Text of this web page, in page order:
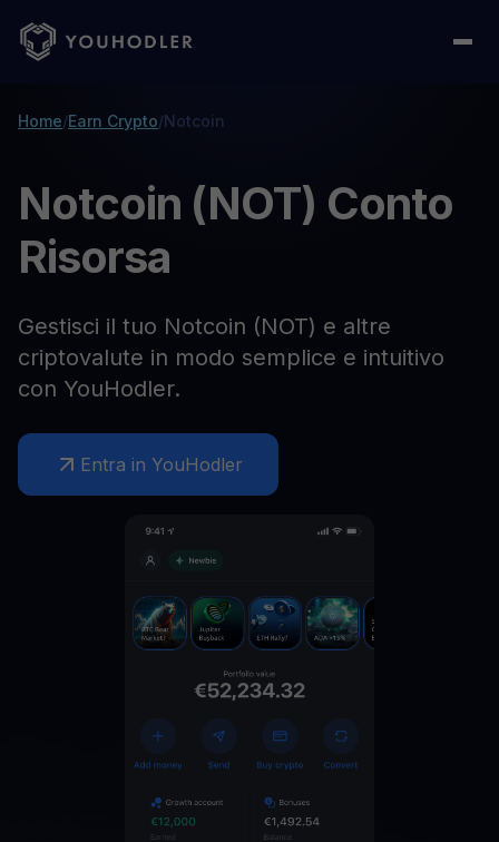
Home/Earn Crypto/Notcoin
Notcoin (NOT) Conto
Risorsa
Gestisci il tuo Notcoin (NOT) e altre
criptovalute in modo semplice e intuitivo
con YouHodler.
Entra in YouHodler